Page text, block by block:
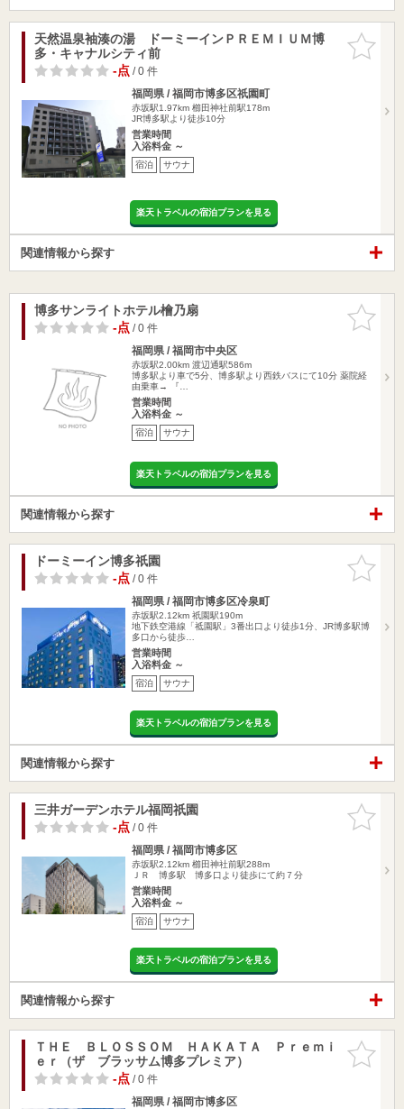
お気に入
りに追加
天然温泉袖湊の湯 ドーミーインＰＲＥＭＩＵＭ博
多・キャナルシティ前
-点/ 0 件
福岡県 / 福岡市博多区祇園町
赤坂駅1.97km 櫛田神社前駅178m
JR博多駅より徒歩10分
営業時間
入浴料金 ～
宿泊 サウナ
楽天トラベルの宿泊プランを見る
関連情報から探す
お気に入
りに追加
博多サンライトホテル檜乃扇
-点/ 0 件
福岡県 / 福岡市中央区
赤坂駅2.00km 渡辺通駅586m
博多駅より車で5分、博多駅より西鉄バスにて10分 薬院経
由乗車→ 『…
営業時間
入浴料金 ～
宿泊 サウナ
楽天トラベルの宿泊プランを見る
関連情報から探す
お気に入
りに追加
ドーミーイン博多祇園
-点/ 0 件
福岡県 / 福岡市博多区冷泉町
赤坂駅2.12km 祇園駅190m
地下鉄空港線「祗園駅」3番出口より徒歩1分、JR博多駅博
多口から徒歩…
営業時間
入浴料金 ～
宿泊 サウナ
楽天トラベルの宿泊プランを見る
関連情報から探す
お気に入
りに追加
三井ガーデンホテル福岡祇園
-点/ 0 件
福岡県 / 福岡市博多区
赤坂駅2.12km 櫛田神社前駅288m
ＪＲ 博多駅 博多口より徒歩にて約７分
営業時間
入浴料金 ～
宿泊 サウナ
楽天トラベルの宿泊プランを見る
関連情報から探す
お気に入
りに追加
ＴＨＥ ＢＬＯＳＳＯＭ ＨＡＫＡＴＡ Ｐｒｅｍｉ
ｅｒ（ザ ブラッサム博多プレミア）
-点/ 0 件
福岡県 / 福岡市博多区